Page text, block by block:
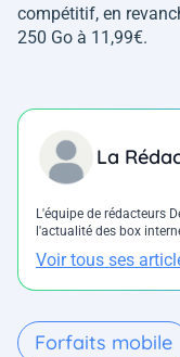
compétitif, en
250 Go à 11,99€.
La
L'équipe de rédacteurs
l'actualité des box
Voir tous ses
Forfaits mobile